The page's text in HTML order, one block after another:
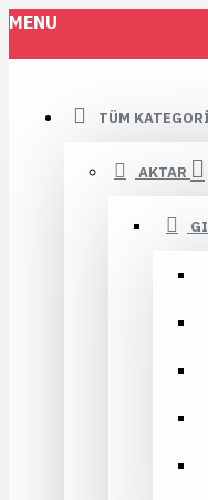
MENU
TÜM
AKTAR